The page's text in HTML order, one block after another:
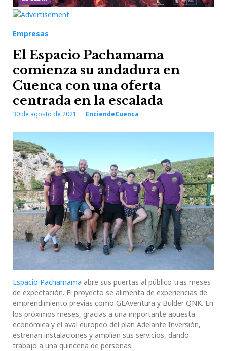
Empresas
El Espacio Pachamama
comienza su andadura en
Cuenca con una oferta
centrada en la escalada
30 de agosto de 2021 EnciendeCuenca
Espacio Pachamama abre sus puertas al público tras meses
de expectación. El proyecto se alimenta de experiencias de
emprendimiento previas como GEAventura y Bulder QNK. En
los próximos meses, gracias a una importante apuesta
económica y el aval europeo del plan Adelante Inversión,
estrenan instalaciones y amplían sus servicios, dando
trabajo a una quincena de personas.